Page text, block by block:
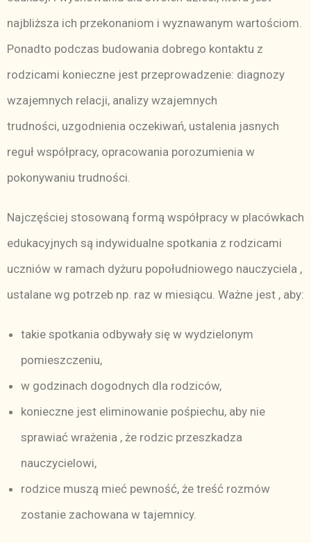
najbliższa ich przekonaniom i wyznawanym wartościom.
Ponadto podczas budowania dobrego kontaktu z
rodzicami konieczne jest przeprowadzenie: diagnozy
wzajemnych relacji, analizy wzajemnych
trudności, uzgodnienia oczekiwań, ustalenia jasnych
reguł współpracy, opracowania porozumienia w
pokonywaniu trudności.
Najczęściej stosowaną formą współpracy w placówkach
edukacyjnych są indywidualne spotkania z rodzicami
uczniów w ramach dyżuru popołudniowego nauczyciela ,
ustalane wg potrzeb np. raz w miesiącu. Ważne jest , aby:
takie spotkania odbywały się w wydzielonym
pomieszczeniu,
w godzinach dogodnych dla rodziców,
konieczne jest eliminowanie pośpiechu, aby nie
sprawiać wrażenia , że rodzic przeszkadza
nauczycielowi,
rodzice muszą mieć pewność, że treść rozmów
zostanie zachowana w tajemnicy.